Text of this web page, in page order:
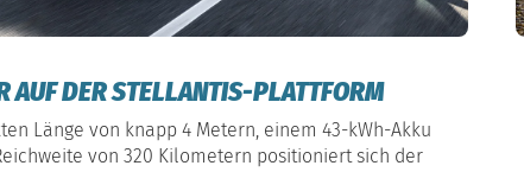
AUF DER STELLANTIS-PLATTFORM
Länge von knapp 4 Metern, einem 43-kWh-Akku
von 320 Kilometern positioniert sich der